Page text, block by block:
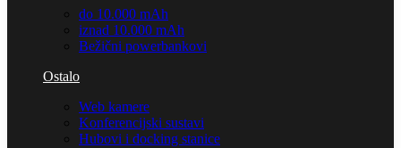
do 10.000 mAh
iznad 10.000 mAh
Bežični powerbankovi
Ostalo
Web kamere
Konferencijski sustavi
Hubovi i docking stanice